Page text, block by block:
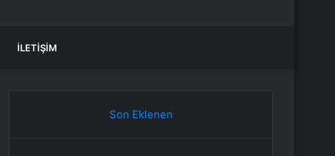
İLETIŞIM
Son Eklenen